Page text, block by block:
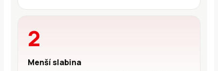
2
Menší slabina